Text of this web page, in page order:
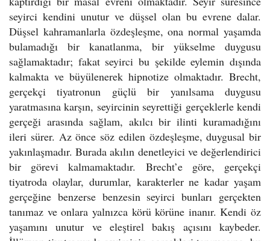
seyirci kendini unutur ve düşsel olan bu evrene dalar.
Düşsel kahramanlarla özdeşleşme, ona normal yaşamda
bulamadığı bir kanatlanma, bir yükselme duygusu
sağlamaktadır; fakat seyirci bu şekilde eylemin dışında
kalmakta ve büyülenerek hipnotize olmaktadır. Brecht,
gerçekçi tiyatronun güçlü bir yanılsama duygusu
yaratmasına karşın, seyircinin seyrettiği gerçeklerle kendi
gerçeği arasında sağlam, akılcı bir ilinti kuramadığını
ileri sürer. Az önce söz edilen özdeşleşme, duygusal bir
yakınlaşmadır. Burada akılın denetleyici ve değerlendirici
bir görevi kalmamaktadır. Brecht’e göre, gerçekçi
tiyatroda olaylar, durumlar, karakterler ne kadar yaşam
gerçeğine benzerse benzesin seyirci bunları gerçekten
tanımaz ve onlara yalnızca körü körüne inanır. Kendi öz
yaşamını unutur ve eleştirel bakış açısını kaybeder.